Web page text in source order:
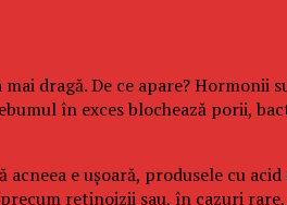
dragă. De ce apare? Hormonii
în exces blochează porii,
e ușoară, produsele cu
retinoizii sau, în cazuri